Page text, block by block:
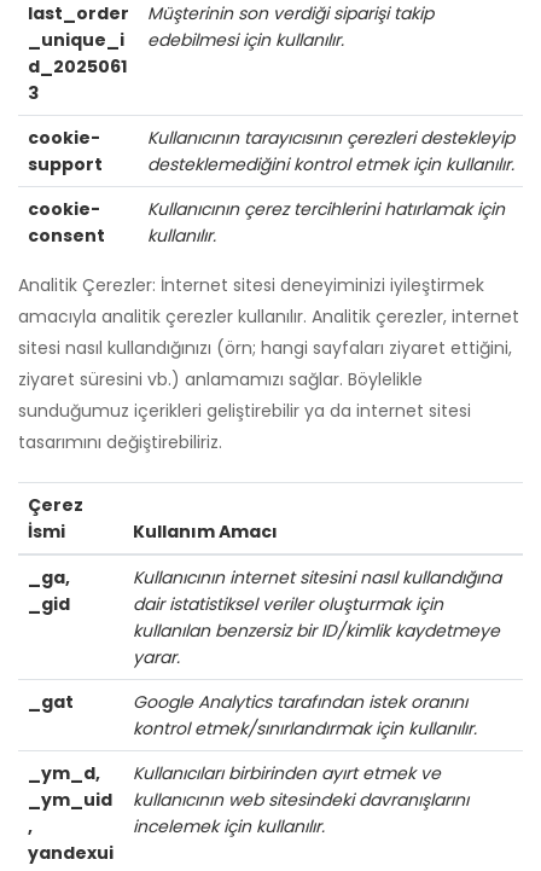
last_order
_unique_i
d_2025061
3
Müşterinin son verdiği siparişi takip
edebilmesi için kullanılır.
cookie-
support
Kullanıcının tarayıcısının çerezleri destekleyip
desteklemediğini kontrol etmek için kullanılır.
cookie-
consent
Kullanıcının çerez tercihlerini hatırlamak için
kullanılır.
Analitik Çerezler: İnternet sitesi deneyiminizi iyileştirmek
amacıyla analitik çerezler kullanılır. Analitik çerezler, internet
sitesi nasıl kullandığınızı (örn; hangi sayfaları ziyaret ettiğini,
ziyaret süresini vb.) anlamamızı sağlar. Böylelikle
sunduğumuz içerikleri geliştirebilir ya da internet sitesi
tasarımını değiştirebiliriz.
Çerez
İsmi
Kullanım Amacı
_ga,
_gid
Kullanıcının internet sitesini nasıl kullandığına
dair istatistiksel veriler oluşturmak için
kullanılan benzersiz bir ID/kimlik kaydetmeye
yarar.
_gat
Google Analytics tarafından istek oranını
kontrol etmek/sınırlandırmak için kullanılır.
_ym_d,
_ym_uid
,
yandexui
Kullanıcıları birbirinden ayırt etmek ve
kullanıcının web sitesindeki davranışlarını
incelemek için kullanılır.